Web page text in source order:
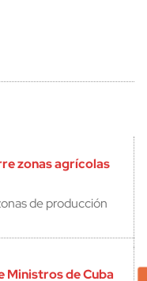
zonas agrícolas
de producción
Ministros de Cuba